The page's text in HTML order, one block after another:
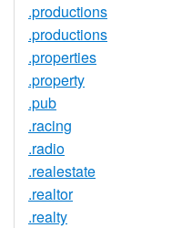
.productions
.productions
.properties
.property
.pub
.racing
.radio
.realestate
.realtor
.realty